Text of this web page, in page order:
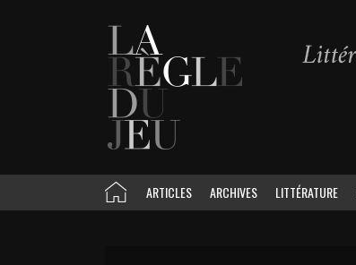
ARTICLES ARCHIVES LITTÉRATURE